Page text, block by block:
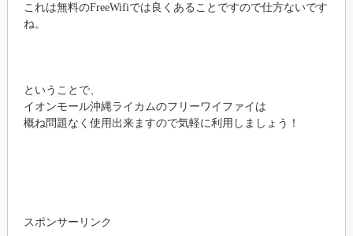
これは無料のFreeWifiでは良くあることですので仕方ないです
ね。
ということで、
イオンモール沖縄ライカムのフリーワイファイは
概ね問題なく使用出来ますので気軽に利用しましょう！
スポンサーリンク